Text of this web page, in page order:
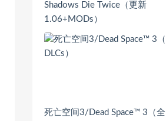
Shadows Die Twice（更新
1.06+MODs）
死亡空间3/Dead Space™ 3（全